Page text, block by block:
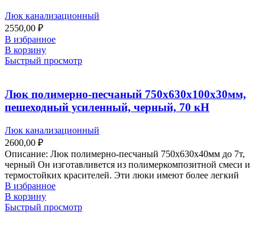
Люк канализационный
2550,00 ₽
В избранное
В корзину
Быстрый просмотр
Люк полимерно-песчаный 750х630х100х30мм,
пешеходный усиленный, черный, 70 кН
Люк канализационный
2600,00 ₽
Описание: Люк полимерно-песчаный 750х630х40мм до 7т,
черный Он изготавливется из полимеркомпозитной смеси и
термостойких красителей. Эти люки имеют более легкий
В избранное
В корзину
Быстрый просмотр